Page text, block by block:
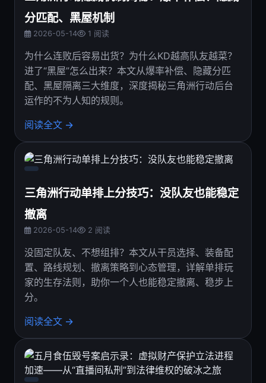
分匹配、黑屋机制
2026-05-14 1 阅读
为什么连败后容易出货？为什么KD越高队友越菜？
进了“黑屋”怎么出来？本文从爆率补偿、隐藏分匹
配、黑屋隔离三大维度，深度揭秘三角洲行动后台
运作的不为人知的规则。
阅读全文 →
三角洲行动单排上分技巧：没队友也能稳定
撤离
2026-05-14 2 阅读
没固定队友、不想组排？本文从干员选择、装备配
置、路线规划、撤离策略到心态管理，详解单排玩
家的生存法则，助你一个人也能稳定撤离、稳步上
分。
阅读全文 →